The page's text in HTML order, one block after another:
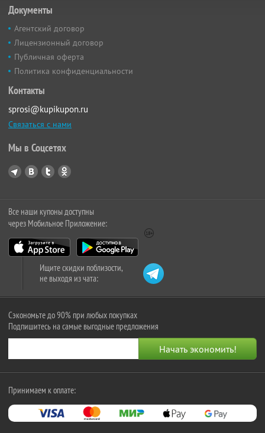
Документы
Агентский договор
Лицензионный договор
Публичная оферта
Политика конфиденциальности
Контакты
sprosi@kupikupon.ru
Связаться с нами
Мы в Соцсетях
Все наши купоны доступны
через Мобильное Приложение:
Ищите скидки поблизости,
не выходя из чата:
Сэкономьте до 90% при любых покупках
Подпишитесь на самые выгодные предложения
Принимаем к оплате: